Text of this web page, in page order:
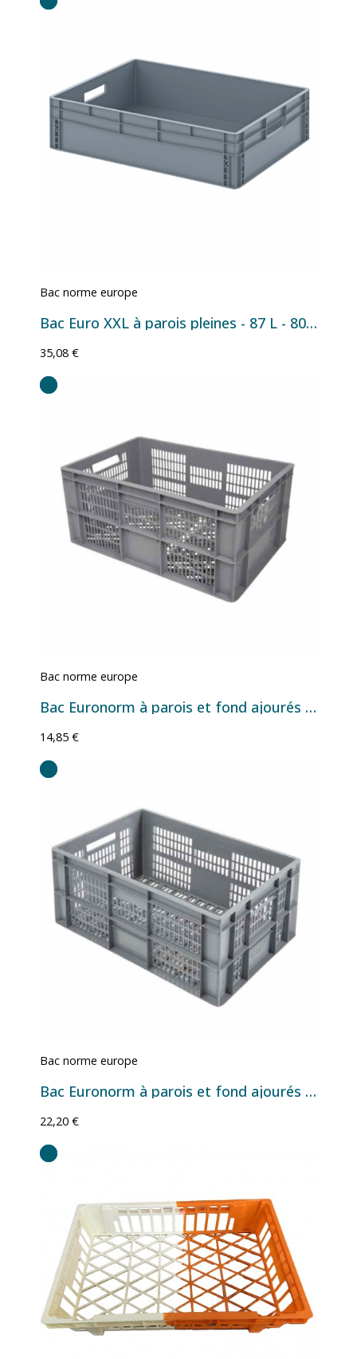
Bac norme europe
Bac Euro XXL à parois pleines - 87 L - 800×600×220 mm
35,08 €
Bac norme europe
Bac Euronorm à parois et fond ajourés - 52 L - 600×400×270 mm
14,85 €
Bac norme europe
Bac Euronorm à parois et fond ajourés - 60 L - 600×400×320 mm
22,20 €